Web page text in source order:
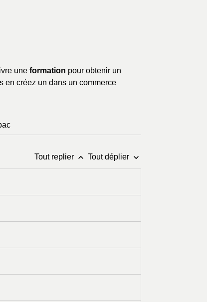
une formation pour obtenir un
en créez un dans un commerce
Tout replier keyboard_arrow_up Tout déplier keyboard_arrow_down